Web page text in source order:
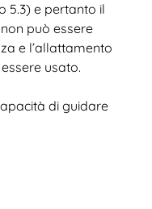
5.3) e pertanto il
può essere
e l’allattamento
usato.
di guidare